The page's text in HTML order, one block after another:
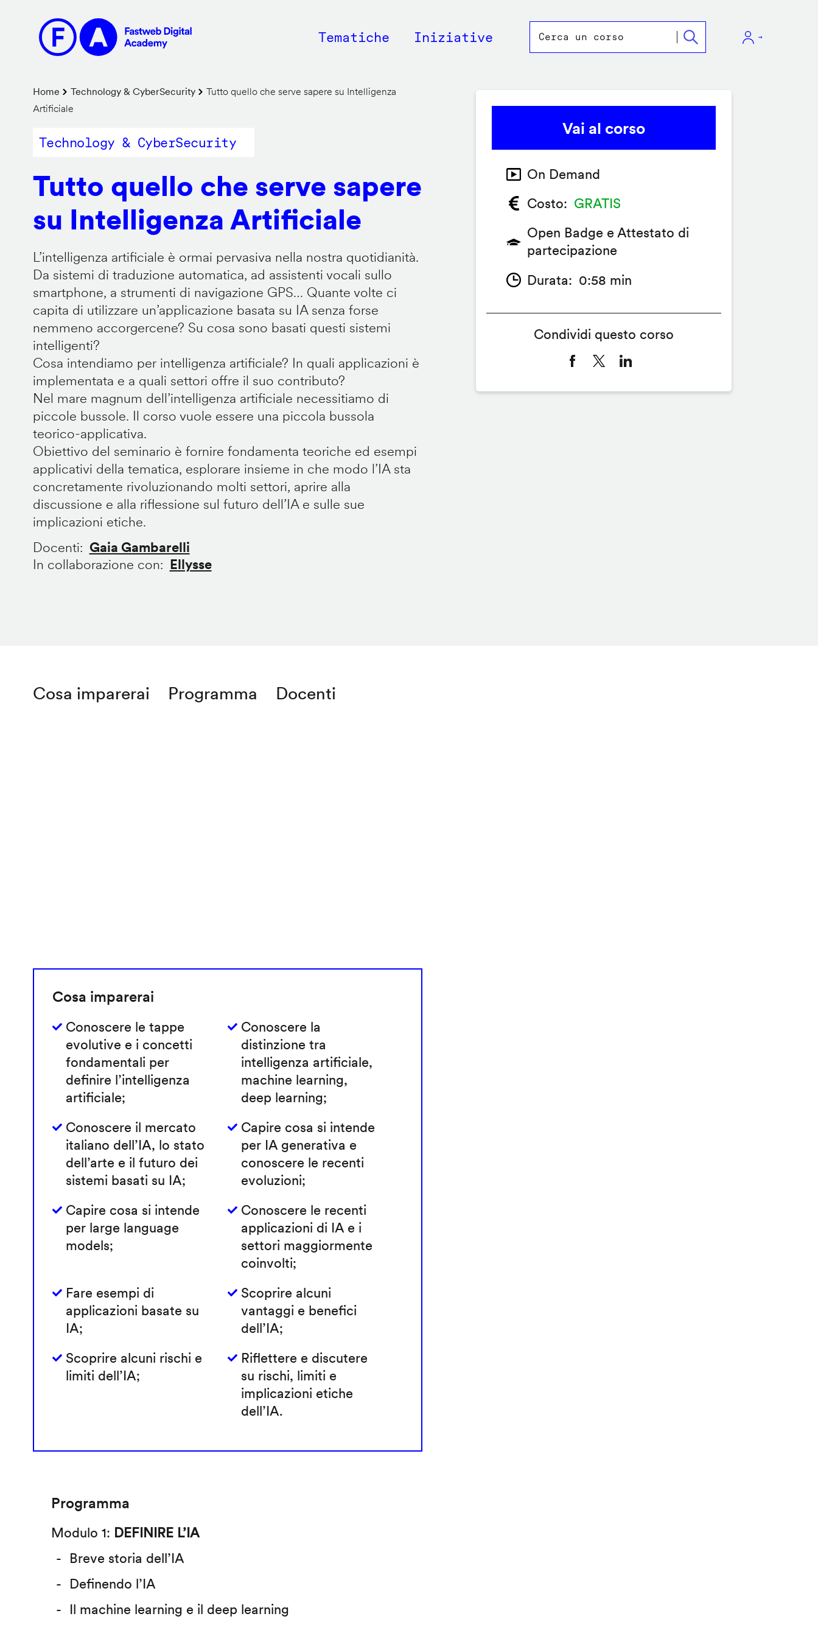
contenuto
principale
Main
Tematiche Iniziative
Briciole
di
pane
Home Technology & CyberSecurity
Tutto quello che serve sapere su Intelligenza
Artificiale
Technology & CyberSecurity
Tutto quello che serve sapere
su Intelligenza Artificiale
L’intelligenza artificiale è ormai pervasiva nella nostra quotidianità.
Da sistemi di traduzione automatica, ad assistenti vocali sullo
smartphone, a strumenti di navigazione GPS… Quante volte ci
capita di utilizzare un’applicazione basata su IA senza forse
nemmeno accorgercene? Su cosa sono basati questi sistemi
intelligenti?
Cosa intendiamo per intelligenza artificiale? In quali applicazioni è
implementata e a quali settori offre il suo contributo?
Nel mare magnum dell’intelligenza artificiale necessitiamo di
piccole bussole. Il corso vuole essere una piccola bussola
teorico-applicativa.
Obiettivo del seminario è fornire fondamenta teoriche ed esempi
applicativi della tematica, esplorare insieme in che modo l’IA sta
concretamente rivoluzionando molti settori, aprire alla
discussione e alla riflessione sul futuro dell’IA e sulle sue
implicazioni etiche.
Docenti
Gaia Gambarelli
In collaborazione con
Ellysse
Cosa imparerai Programma Docenti
Cosa imparerai
Conoscere le tappe
evolutive e i concetti
fondamentali per
definire l’intelligenza
artificiale;
Conoscere la
distinzione tra
intelligenza artificiale,
machine learning,
deep learning;
Conoscere il mercato
italiano dell’IA, lo stato
dell’arte e il futuro dei
sistemi basati su IA;
Capire cosa si intende
per IA generativa e
conoscere le recenti
evoluzioni;
Capire cosa si intende
per large language
models;
Conoscere le recenti
applicazioni di IA e i
settori maggiormente
coinvolti;
Fare esempi di
applicazioni basate su
IA;
Scoprire alcuni
vantaggi e benefici
dell’IA;
Scoprire alcuni rischi e
limiti dell’IA;
Riflettere e discutere
su rischi, limiti e
implicazioni etiche
dell’IA.
Programma
Modulo 1: DEFINIRE L’IA
Breve storia dell’IA
Definendo l’IA
Il machine learning e il deep learning
Vai al corso
On Demand
Costo
GRATIS
Open Badge e Attestato di
partecipazione
Durata
0:58 min
Condividi questo corso